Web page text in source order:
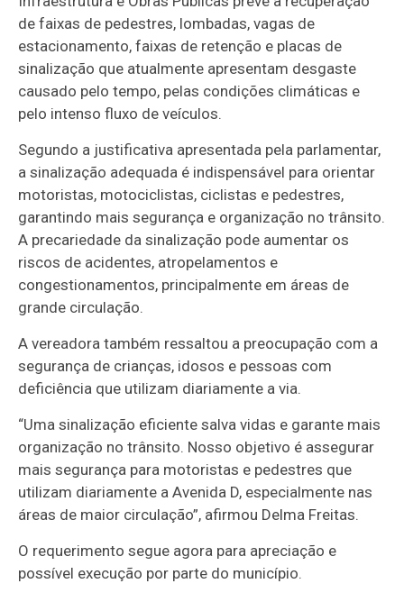
de faixas de pedestres, lombadas, vagas de
estacionamento, faixas de retenção e placas de
sinalização que atualmente apresentam desgaste
causado pelo tempo, pelas condições climáticas e
pelo intenso fluxo de veículos.
Segundo a justificativa apresentada pela parlamentar,
a sinalização adequada é indispensável para orientar
motoristas, motociclistas, ciclistas e pedestres,
garantindo mais segurança e organização no trânsito.
A precariedade da sinalização pode aumentar os
riscos de acidentes, atropelamentos e
congestionamentos, principalmente em áreas de
grande circulação.
A vereadora também ressaltou a preocupação com a
segurança de crianças, idosos e pessoas com
deficiência que utilizam diariamente a via.
“Uma sinalização eficiente salva vidas e garante mais
organização no trânsito. Nosso objetivo é assegurar
mais segurança para motoristas e pedestres que
utilizam diariamente a Avenida D, especialmente nas
áreas de maior circulação”, afirmou Delma Freitas.
O requerimento segue agora para apreciação e
possível execução por parte do município.